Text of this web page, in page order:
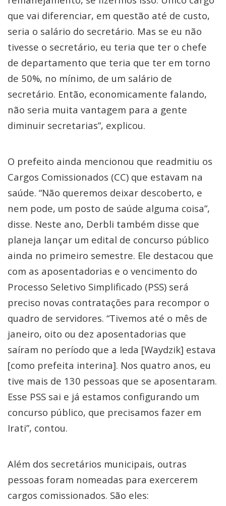
que vai diferenciar, em questão até de custo,
seria o salário do secretário. Mas se eu não
tivesse o secretário, eu teria que ter o chefe
de departamento que teria que ter em torno
de 50%, no mínimo, de um salário de
secretário. Então, economicamente falando,
não seria muita vantagem para a gente
diminuir secretarias”, explicou.
O prefeito ainda mencionou que readmitiu os
Cargos Comissionados (CC) que estavam na
saúde. “Não queremos deixar descoberto, e
nem pode, um posto de saúde alguma coisa”,
disse. Neste ano, Derbli também disse que
planeja lançar um edital de concurso público
ainda no primeiro semestre. Ele destacou que
com as aposentadorias e o vencimento do
Processo Seletivo Simplificado (PSS) será
preciso novas contratações para recompor o
quadro de servidores. “Tivemos até o mês de
janeiro, oito ou dez aposentadorias que
saíram no período que a Ieda [Waydzik] estava
[como prefeita interina]. Nos quatro anos, eu
tive mais de 130 pessoas que se aposentaram.
Esse PSS sai e já estamos configurando um
concurso público, que precisamos fazer em
Irati”, contou.
Além dos secretários municipais, outras
pessoas foram nomeadas para exercerem
cargos comissionados. São eles: